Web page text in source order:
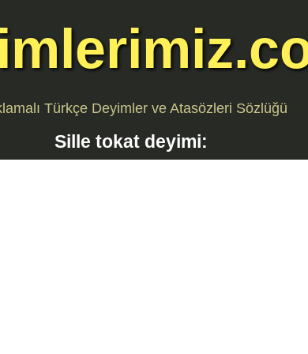
Türkçe Deyimler ve Atasözleri Sözlüğü
Sille tokat deyimi: